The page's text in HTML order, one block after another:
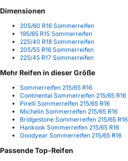
Dimensionen
205/60 R16 Sommerreifen
195/65 R15 Sommerreifen
225/40 R18 Sommerreifen
205/55 R16 Sommerreifen
225/45 R17 Sommerreifen
Mehr Reifen in dieser Größe
Sommerreifen 215/65 R16
Continental Sommerreifen 215/65 R16
Pirelli Sommerreifen 215/65 R16
Michelin Sommerreifen 215/65 R16
Bridgestone Sommerreifen 215/65 R16
Hankook Sommerreifen 215/65 R16
Goodyear Sommerreifen 215/65 R16
Passende Top-Reifen